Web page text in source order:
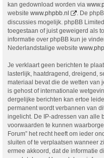
kan gedownload worden via
website www.phpbb.nl
. De
discussies mogelijk. phpBB
toegestaan of juist geweigerd als
informatie over phpBB kun je
Nederlandstalige website
Je verklaart geen berichten te
lasterlijk, haatdragend, dreigend,
materiaal bevat die de wetten van
is gehost of internationale
dergelijke berichten kan ertoe
permanent wordt verbannen van
ingelicht. De IP-adressen van alle
voorwaarden te kunnen
Forum” het recht heeft om ieder
sluiten of te verplaatsen wanneer
ermee akkoord, dat de informatie